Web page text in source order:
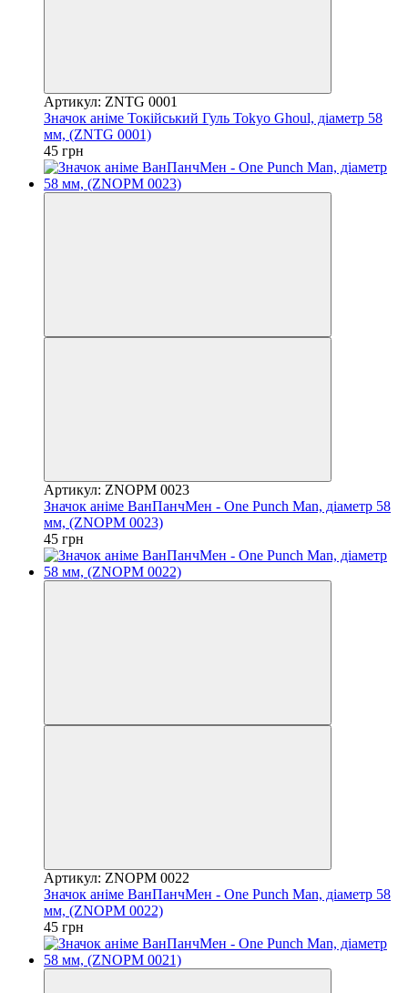
Артикул: ZNTG 0001
Значок аніме Токійський Гуль Tokyo Ghoul, діаметр 58
мм, (ZNTG 0001)
45 грн
Артикул: ZNOPM 0023
Значок аніме ВанПанчМен - One Punch Man, діаметр 58
мм, (ZNOPM 0023)
45 грн
Артикул: ZNOPM 0022
Значок аніме ВанПанчМен - One Punch Man, діаметр 58
мм, (ZNOPM 0022)
45 грн